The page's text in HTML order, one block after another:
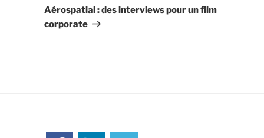
suivant
Aérospatial : des interviews pour un film
corporate